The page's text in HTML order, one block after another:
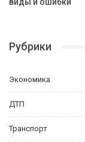
Рубрики
Экономика
ДТП
Транспорт